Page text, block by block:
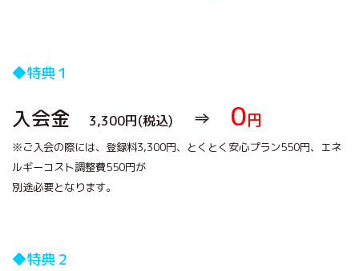
◆特典１
入会金 3,300円(税込) ⇒ 0円
※ご入会の際には、登録料3,300円、とくとく安心プラン550円、エネ
ルギーコスト調整費550円が
別途必要となります。
◆特典２